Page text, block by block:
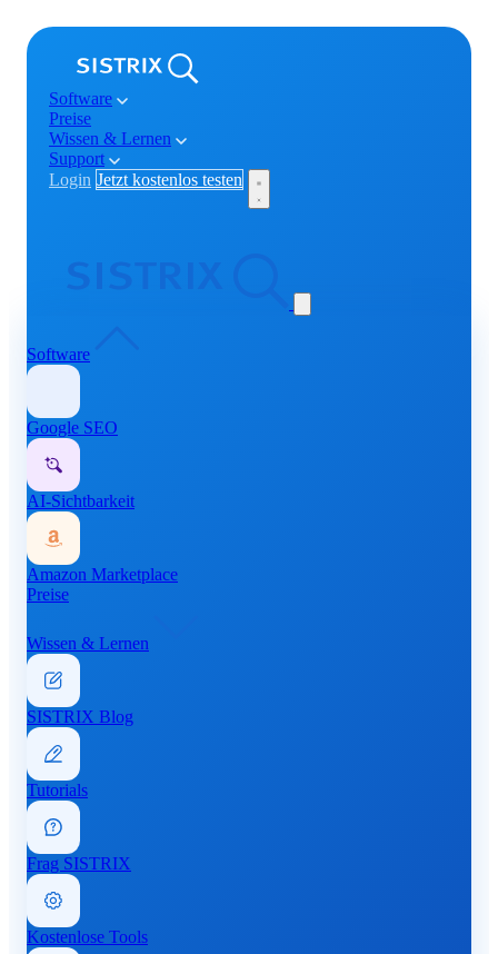
Software
Preise
Wissen & Lernen
Support
Login Jetzt kostenlos testen
Software
Google SEO
AI-Sichtbarkeit
Amazon Marketplace
Preise
Wissen & Lernen
SISTRIX Blog
Tutorials
Frag SISTRIX
Kostenlose Tools